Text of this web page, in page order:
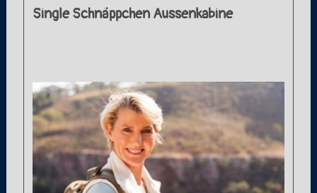
Single Schnäppchen Aussenkabine